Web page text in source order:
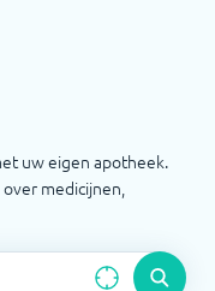
uw eigen apotheek.
medicijnen,